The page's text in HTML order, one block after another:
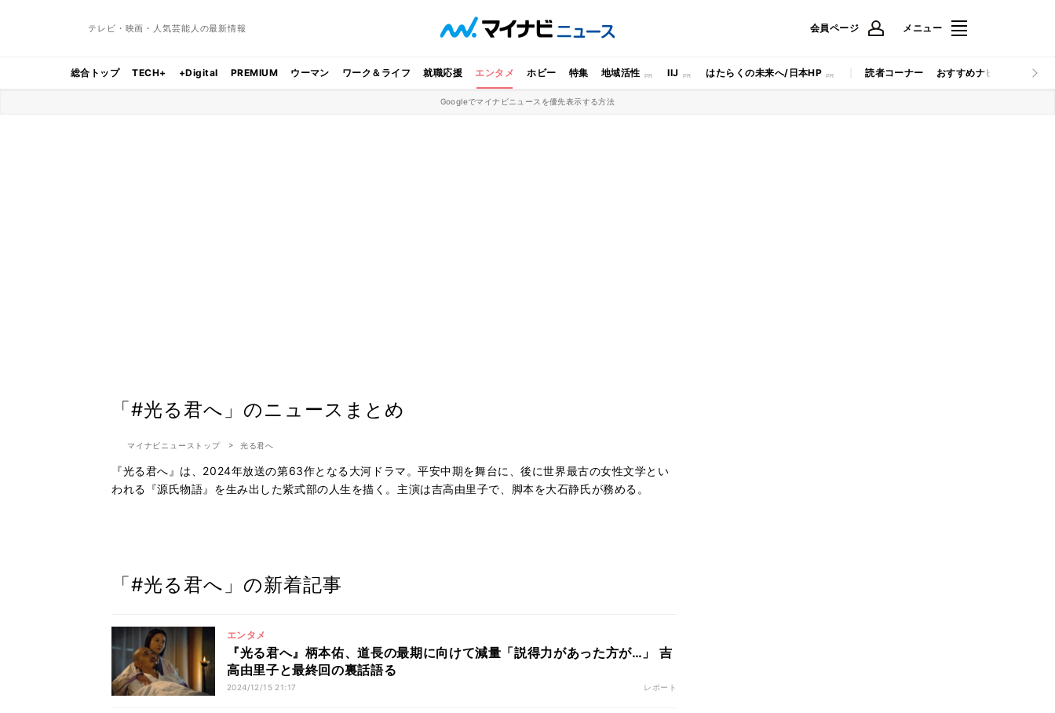
テレビ・映画・人気芸能人の最新情報 会員ページ メニュー
総合トップ TECH+ +Digital PREMIUM ウーマン ワーク＆ライフ 就職応援 エンタメ ホビー 特集 地域活性 IIJ はたらくの未来へ/日本HP 読者コーナー おすすめナビ マイナビ
Googleでマイナビニュースを優先表示する方法
「#光る君へ」のニュースまとめ
マイナビニューストップ 光る君へ
『光る君へ』は、2024年放送の第63作となる大河ドラマ。平安中期を舞台に、後に世界最古の女性文学とい
われる『源氏物語』を生み出した紫式部の人生を描く。主演は吉高由里子で、脚本を大石静氏が務める。
「#光る君へ」の新着記事
エンタメ
『光る君へ』柄本佑、道長の最期に向けて減量「説得力があった方が…」 吉
高由里子と最終回の裏話語る
2024/12/15 21:17 レポート